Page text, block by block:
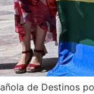
de Destinos